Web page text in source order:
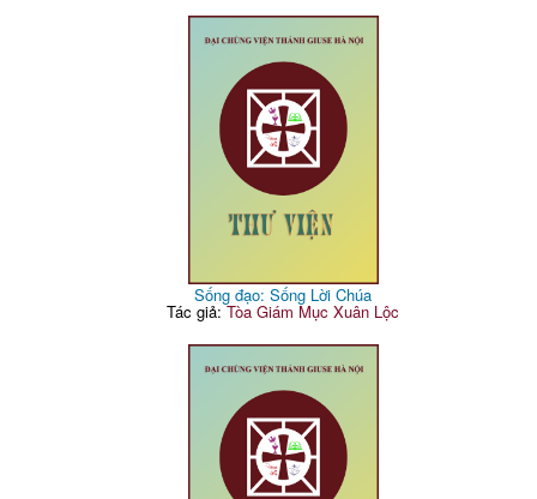
Sống đạo: Sống Lời Chúa
Tác giả:Tòa Giám Mục Xuân Lộc